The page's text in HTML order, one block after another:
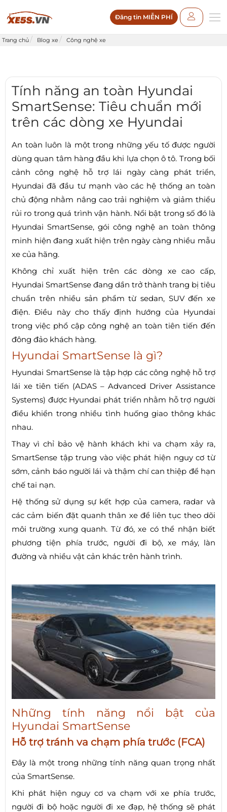
Đăng tin MIỄN PHÍ
Trang chủ Blog xe Công nghệ xe
Tính năng an toàn Hyundai
SmartSense: Tiêu chuẩn mới
trên các dòng xe Hyundai
An toàn luôn là một trong những yếu tố được người
dùng quan tâm hàng đầu khi lựa chọn ô tô. Trong bối
cảnh công nghệ hỗ trợ lái ngày càng phát triển,
Hyundai đã đầu tư mạnh vào các hệ thống an toàn
chủ động nhằm nâng cao trải nghiệm và giảm thiểu
rủi ro trong quá trình vận hành. Nổi bật trong số đó là
Hyundai SmartSense, gói công nghệ an toàn thông
minh hiện đang xuất hiện trên ngày càng nhiều mẫu
xe của hãng.
Không chỉ xuất hiện trên các dòng xe cao cấp,
Hyundai SmartSense đang dần trở thành trang bị tiêu
chuẩn trên nhiều sản phẩm từ sedan, SUV đến xe
điện. Điều này cho thấy định hướng của Hyundai
trong việc phổ cập công nghệ an toàn tiên tiến đến
đông đảo khách hàng.
Hyundai SmartSense là gì?
Hyundai SmartSense là tập hợp các công nghệ hỗ trợ
lái xe tiên tiến (ADAS – Advanced Driver Assistance
Systems) được Hyundai phát triển nhằm hỗ trợ người
điều khiển trong nhiều tình huống giao thông khác
nhau.
Thay vì chỉ bảo vệ hành khách khi va chạm xảy ra,
SmartSense tập trung vào việc phát hiện nguy cơ từ
sớm, cảnh báo người lái và thậm chí can thiệp để hạn
chế tai nạn.
Hệ thống sử dụng sự kết hợp của camera, radar và
các cảm biến đặt quanh thân xe để liên tục theo dõi
môi trường xung quanh. Từ đó, xe có thể nhận biết
phương tiện phía trước, người đi bộ, xe máy, làn
đường và nhiều vật cản khác trên hành trình.
Những tính năng nổi bật của
Hyundai SmartSense
Hỗ trợ tránh va chạm phía trước (FCA)
Đây là một trong những tính năng quan trọng nhất
của SmartSense.
Khi phát hiện nguy cơ va chạm với xe phía trước,
người đi bộ hoặc người đi xe đạp, hệ thống sẽ phát